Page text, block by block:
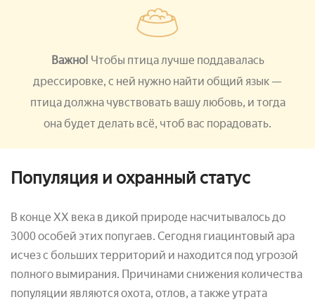
Важно! Чтобы птица лучше поддавалась
дрессировке, с ней нужно найти общий язык —
птица должна чувствовать вашу любовь, и тогда
она будет делать всё, чтоб вас порадовать.
Популяция и охранный статус
В конце XX века в дикой природе насчитывалось до
3000 особей этих попугаев. Сегодня гиацинтовый ара
исчез с больших территорий и находится под угрозой
полного вымирания. Причинами снижения количества
популяции являются охота, отлов, а также утрата